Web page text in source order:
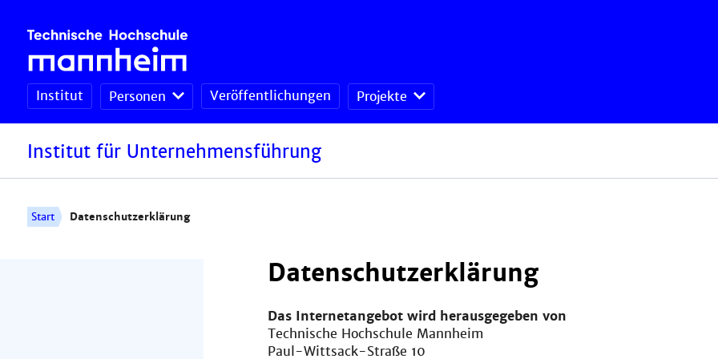
Institut Personen Veröffentlichungen Projekte
Institut für Unternehmensführung
Start Datenschutzerklärung
Datenschutzerklärung
Das Internetangebot wird herausgegeben von
Technische Hochschule Mannheim
Paul-Wittsack-Straße 10